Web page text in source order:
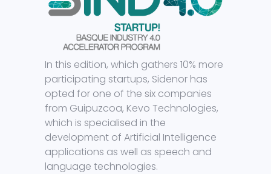
In this edition, which gathers 10% more
participating startups, Sidenor has
opted for one of the six companies
from Guipuzcoa, Kevo Technologies,
which is specialised in the
development of Artificial Intelligence
applications as well as speech and
language technologies.